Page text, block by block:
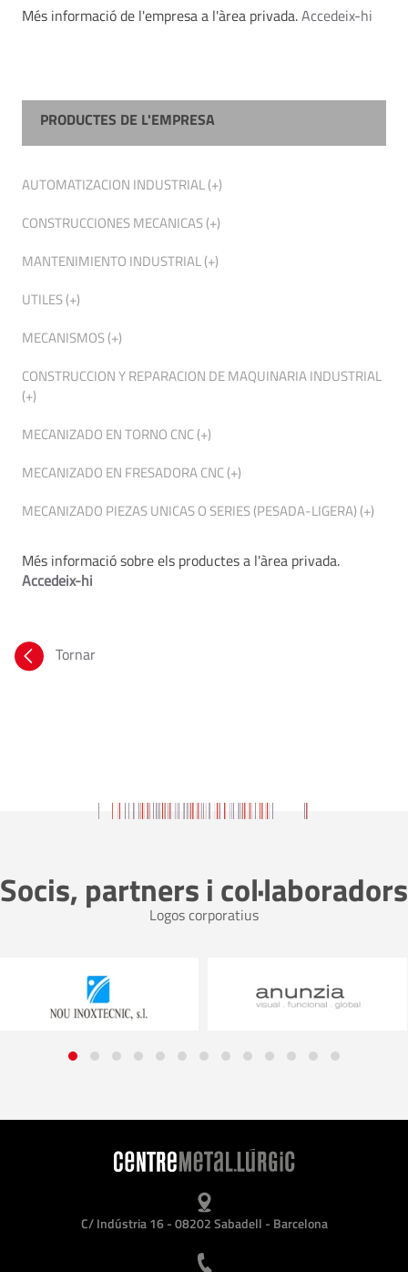
Més informació de l'empresa a l'àrea privada.Accedeix-hi
PRODUCTES DE L'EMPRESA
AUTOMATIZACION INDUSTRIAL (+)
CONSTRUCCIONES MECANICAS (+)
MANTENIMIENTO INDUSTRIAL (+)
UTILES (+)
MECANISMOS (+)
CONSTRUCCION Y REPARACION DE MAQUINARIA INDUSTRIAL
(+)
MECANIZADO EN TORNO CNC (+)
MECANIZADO EN FRESADORA CNC (+)
MECANIZADO PIEZAS UNICAS O SERIES (PESADA-LIGERA) (+)
Més informació sobre els productes a l'àrea privada.
Accedeix-hi
Tornar
Socis, partners i col·laboradors
Logos corporatius
C/ Indústria 16 - 08202 Sabadell - Barcelona